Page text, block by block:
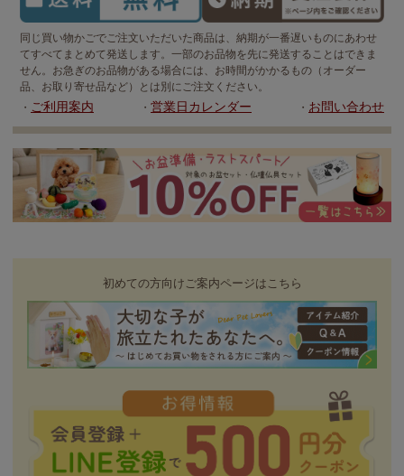
同じ買い物かごでご注文いただいた商品は、納期が一番遅いものにあわせ
てすべてまとめて発送します。一部のお品物を先に発送することはできま
せん。お急ぎのお品物がある場合には、お時間がかかるもの（オーダー
品、お取り寄せ品など）とは別にご注文ください。
・ ご利用案内 ・ 営業日カレンダー ・ お問い合わせ
初めての方向けご案内ページはこちら